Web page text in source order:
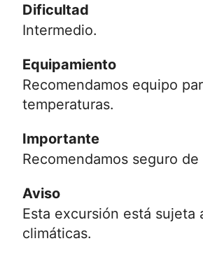
Dificultad
Intermedio.
Equipamiento
Recomendamos equipo
temperaturas.
Importante
Recomendamos seguro de
Aviso
Esta excursión está sujeta
climáticas.